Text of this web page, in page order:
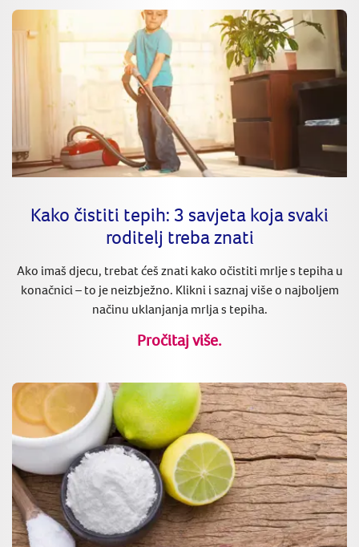
Kako čistiti tepih: 3 savjeta koja svaki
roditelj treba znati
Ako imaš djecu, trebat ćeš znati kako očistiti mrlje s tepiha u
konačnici – to je neizbježno. Klikni i saznaj više o najboljem
načinu uklanjanja mrlja s tepiha.
Pročitaj više.